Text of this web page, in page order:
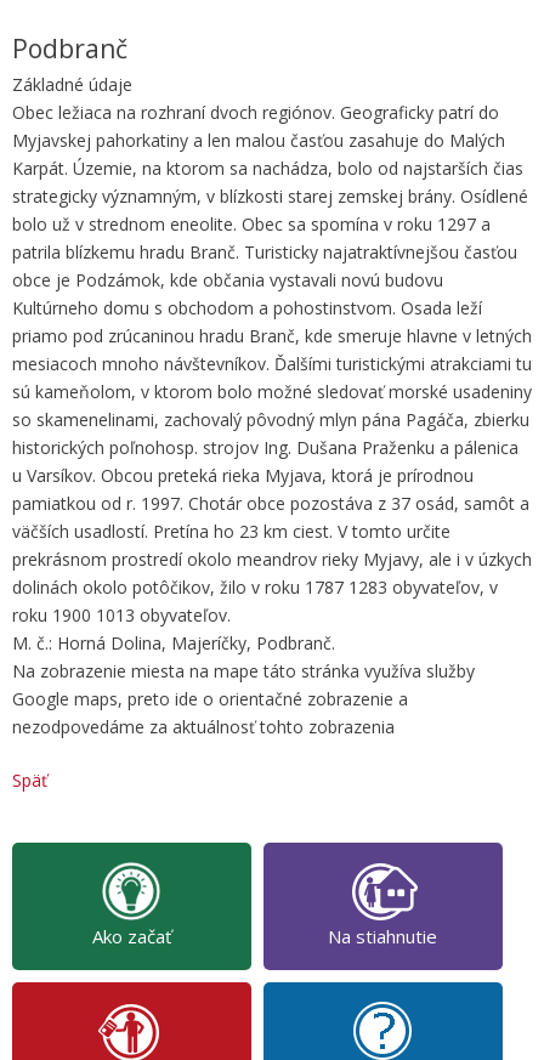
Podbranč
Základné údaje
Obec ležiaca na rozhraní dvoch regiónov. Geograficky patrí do
Myjavskej pahorkatiny a len malou časťou zasahuje do Malých
Karpát. Územie, na ktorom sa nachádza, bolo od najstarších čias
strategicky významným, v blízkosti starej zemskej brány. Osídlené
bolo už v strednom eneolite. Obec sa spomína v roku 1297 a
patrila blízkemu hradu Branč. Turisticky najatraktívnejšou časťou
obce je Podzámok, kde občania vystavali novú budovu
Kultúrneho domu s obchodom a pohostinstvom. Osada leží
priamo pod zrúcaninou hradu Branč, kde smeruje hlavne v letných
mesiacoch mnoho návštevníkov. Ďalšími turistickými atrakciami tu
sú kameňolom, v ktorom bolo možné sledovať morské usadeniny
so skamenelinami, zachovalý pôvodný mlyn pána Pagáča, zbierku
historických poľnohosp. strojov Ing. Dušana Praženku a pálenica
u Varsíkov. Obcou preteká rieka Myjava, ktorá je prírodnou
pamiatkou od r. 1997. Chotár obce pozostáva z 37 osád, samôt a
väčších usadlostí. Pretína ho 23 km ciest. V tomto určite
prekrásnom prostredí okolo meandrov rieky Myjavy, ale i v úzkych
dolinách okolo potôčikov, žilo v roku 1787 1283 obyvateľov, v
roku 1900 1013 obyvateľov.
M. č.: Horná Dolina, Majeríčky, Podbranč.
Na zobrazenie miesta na mape táto stránka využíva služby
Google maps, preto ide o orientačné zobrazenie a
nezodpovedáme za aktuálnosť tohto zobrazenia
Späť
Ako začať Na stiahnutie